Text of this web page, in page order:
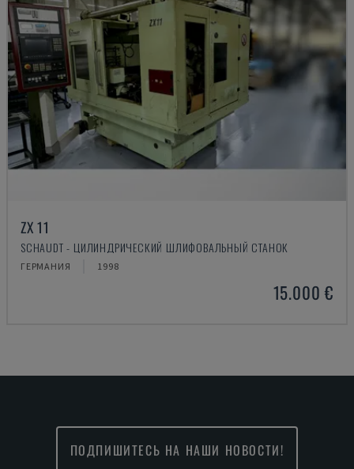
ZX 11
SCHAUDT - ЦИЛИНДРИЧЕСКИЙ ШЛИФОВАЛЬНЫЙ СТАНОК
ГЕРМАНИЯ 1998
15.000 €
ПОДПИШИТЕСЬ НА НАШИ НОВОСТИ!